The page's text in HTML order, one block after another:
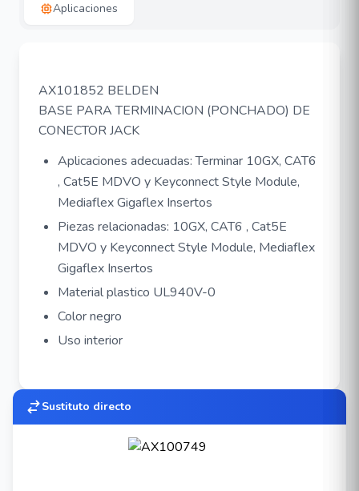
Aplicaciones
AX101852 BELDEN
BASE PARA TERMINACION (PONCHADO) DE
CONECTOR JACK
Aplicaciones adecuadas: Terminar 10GX, CAT6
, Cat5E MDVO y Keyconnect Style Module,
Mediaflex Gigaflex Insertos
Piezas relacionadas: 10GX, CAT6 , Cat5E
MDVO y Keyconnect Style Module, Mediaflex
Gigaflex Insertos
Material plastico UL940V-0
Color negro
Uso interior
Sustituto directo